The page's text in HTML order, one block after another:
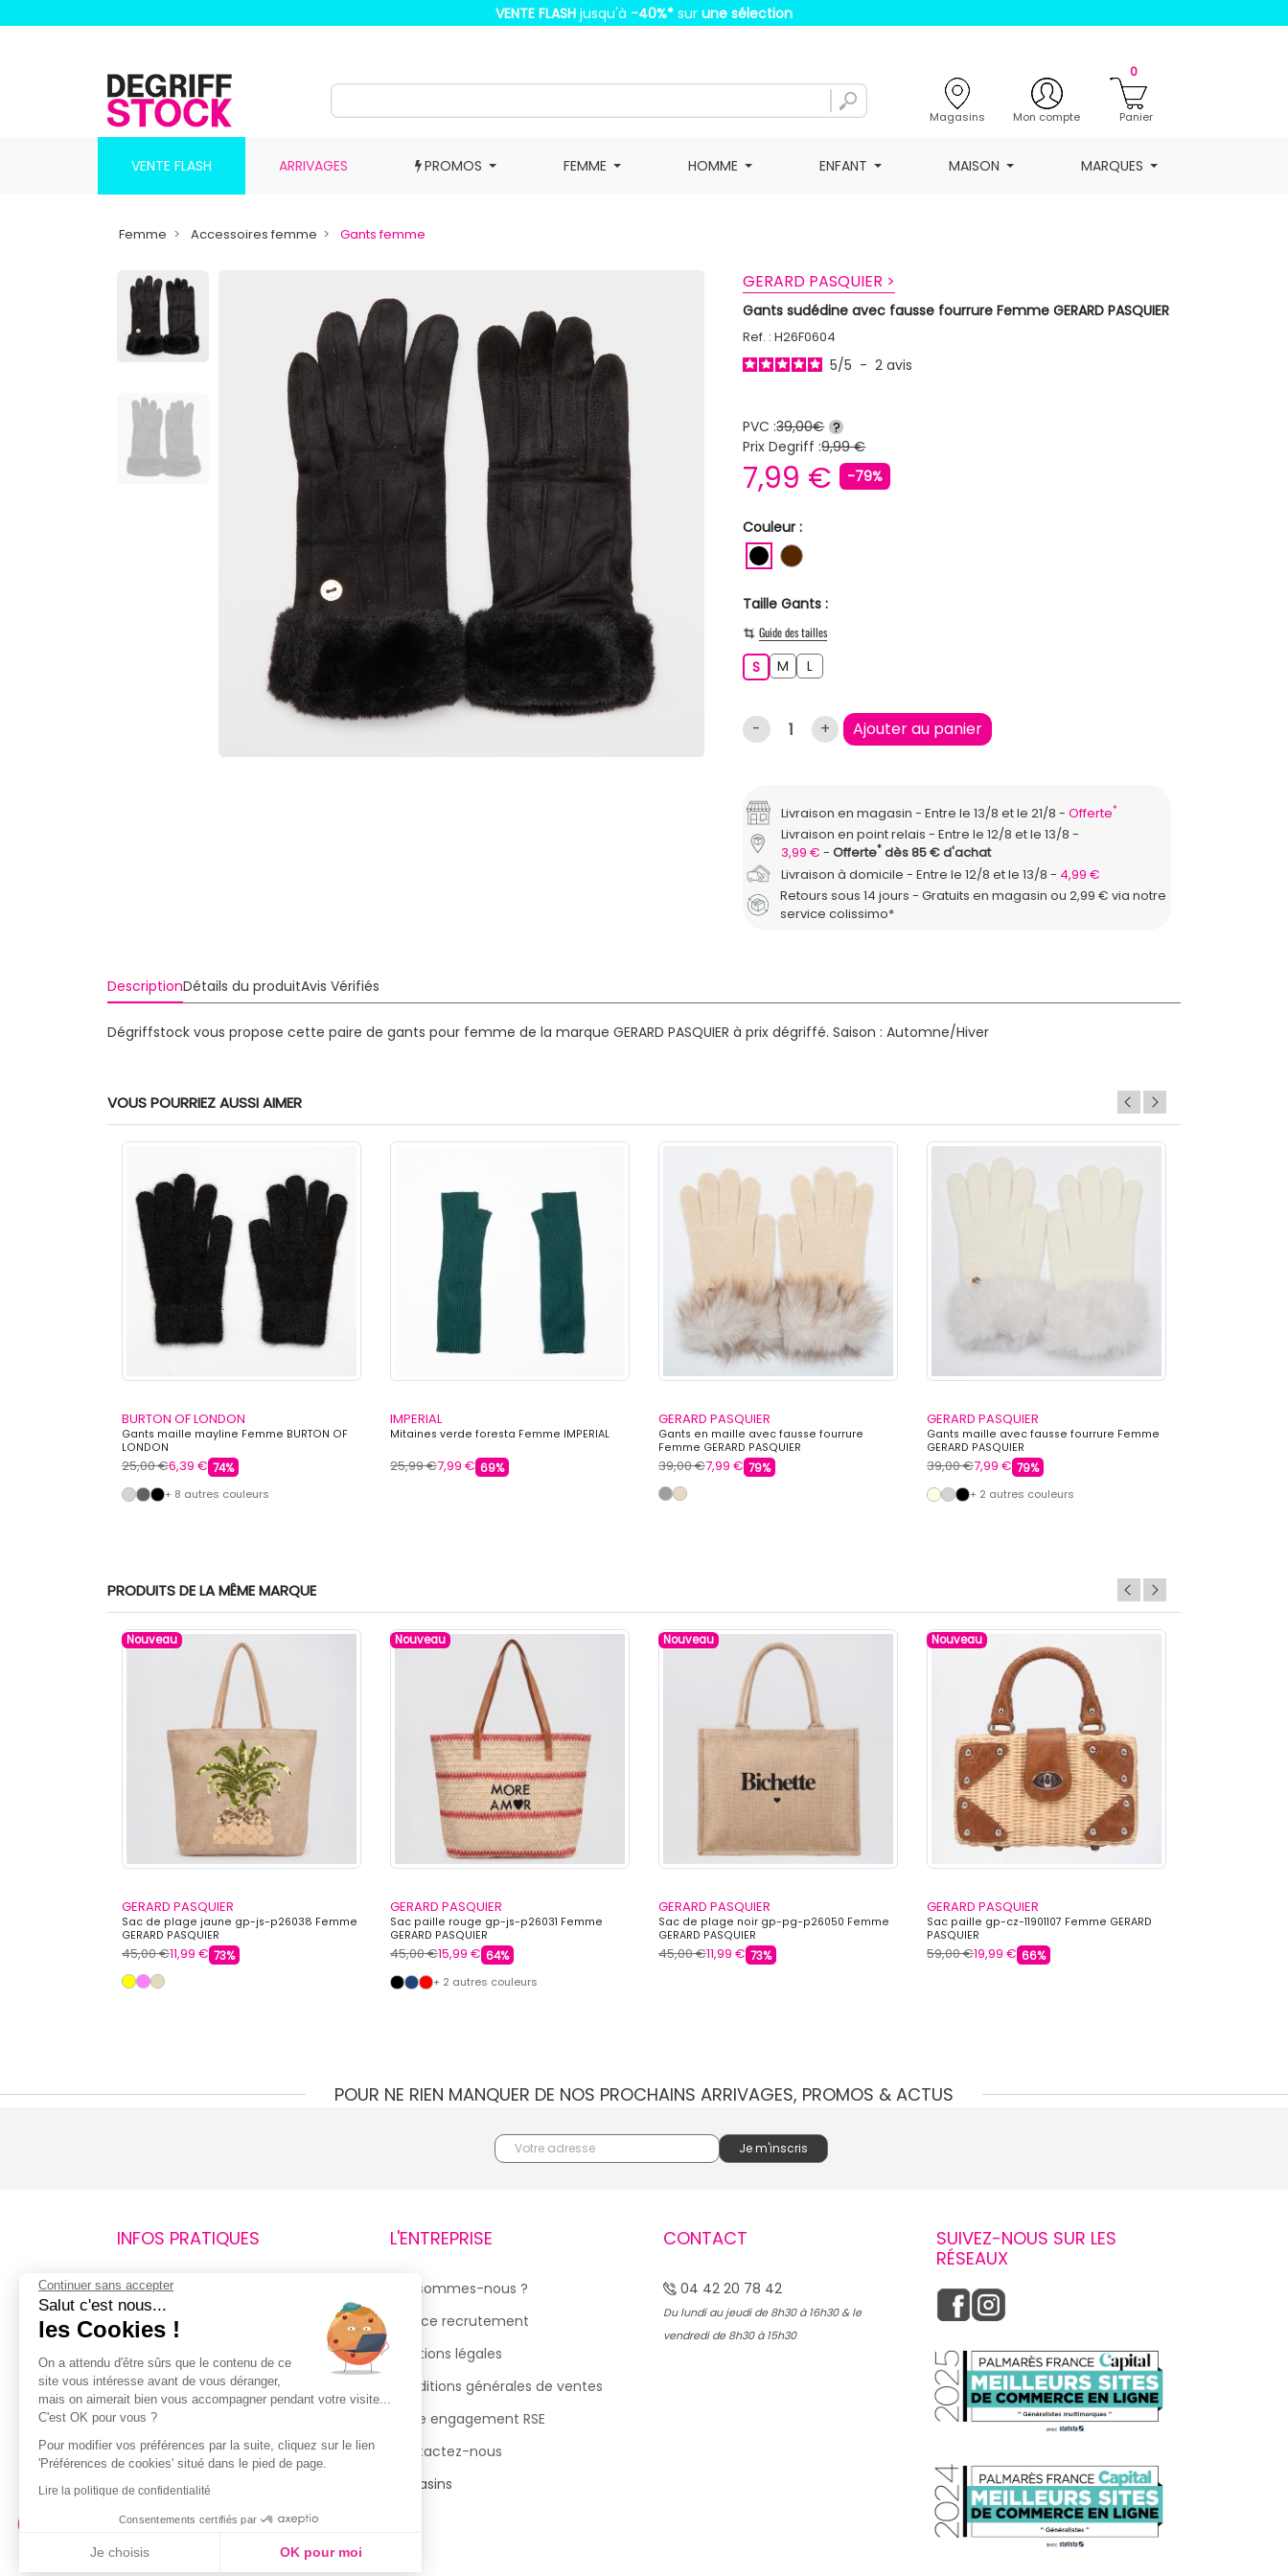
VENTE FLASH jusqu'à -40%* sur une sélection
Magasins Mon compte
0
Panier
VENTE FLASH ARRIVAGES PROMOS FEMME HOMME ENFANT MAISON MARQUES
Femme Accessoires femme Gants femme
GERARD PASQUIER >
Gants sudédine avec fausse fourrure Femme GERARD PASQUIER
Ref. : H26F0604
5/5 - 2avis
PVC :39,00€ ?
Prix Degriff :9,99 €
7,99 € -79%
Couleur :
NOIRMARRON
Taille Gants :
Guide des tailles
SS M LL
- + Ajouter au panier
Livraison en magasin Entre le 13/8 et le 21/8 Offerte*
Livraison en point relais
Entre le 12/8 et le 13/8
3,99 €
Offerte*dès 85 € d'achat
Livraison à domicile
Entre le 12/8 et le 13/8
4,99 €
Retours sous 14 jours - Gratuits en magasin ou 2,99 € via notre
service colissimo*
DescriptionDétails du produitAvis Vérifiés
Dégriffstock vous propose cette paire de gants pour femme de la marque GERARD PASQUIER à prix dégriffé. Saison : Automne/Hiver
VOUS POURRIEZ AUSSI AIMER
BURTON OF LONDON
Gants maille mayline Femme BURTON OF
LONDON
25,00 €6,39 € 74%
+ 8 autres couleurs
IMPERIAL
Mitaines verde foresta Femme IMPERIAL
25,99 €7,99 € 69%
GERARD PASQUIER
Gants en maille avec fausse fourrure
Femme GERARD PASQUIER
39,00 €7,99 € 79%
GERARD PASQUIER
Gants maille avec fausse fourrure Femme
GERARD PASQUIER
39,00 €7,99 € 79%
+ 2 autres couleurs
PRODUITS DE LA MÊME MARQUE
Nouveau
GERARD PASQUIER
Sac de plage jaune gp-js-p26038 Femme
GERARD PASQUIER
45,00 €11,99 € 73%
Nouveau
GERARD PASQUIER
Sac paille rouge gp-js-p26031 Femme
GERARD PASQUIER
45,00 €15,99 € 64%
+ 2 autres couleurs
Nouveau
GERARD PASQUIER
Sac de plage noir gp-pg-p26050 Femme
GERARD PASQUIER
45,00 €11,99 € 73%
Nouveau
GERARD PASQUIER
Sac paille gp-cz-11901107 Femme GERARD
PASQUIER
59,00 €19,99 € 66%
POUR NE RIEN MANQUER DE NOS PROCHAINS ARRIVAGES, PROMOS & ACTUS
INFOS PRATIQUES
Retours et remboursements
Suivi de commande
Livraisons
Guide des tailles
Politique de confidentialité
Conditions générales d’utilisation
de la Carte de Fidélité
L'ENTREPRISE
Qui sommes-nous ?
Espace recrutement
Mentions légales
Conditions générales de ventes
Notre engagement RSE
Contactez-nous
Magasins
CONTACT
04 42 20 78 42
Du lundi au jeudi de 8h30 à 16h30 & le
vendredi de 8h30 à 15h30
SUIVEZ-NOUS SUR LES
RÉSEAUX
Continuer sans accepter
Salut c'est nous...
les Cookies !
On a attendu d'être sûrs que le contenu de ce
site vous intéresse avant de vous déranger,
mais on aimerait bien vous accompagner pendant votre visite...
C'est OK pour vous ?
Pour modifier vos préférences par la suite, cliquez sur le lien
'Préférences de cookies' situé dans le pied de page.
Lire la politique de confidentialité
Consentements certifiés par
Je choisis OK pour moi